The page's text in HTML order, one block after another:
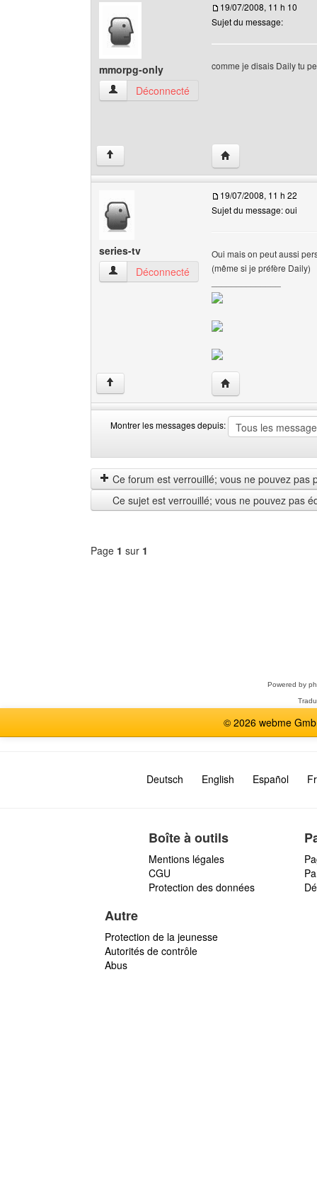
mmorpg-only
mmorpg-only Voir le profil de l'utilisateur
Déconnecté
19/07/2008, 11 h 10
Sujet du message:
comme je disais Daily tu
↑ Visiter le site web
series-tv
series-tv Voir le profil de l'utilisateur
Déconnecté
19/07/2008, 11 h 22
Sujet du message: oui
Oui mais on peut aussi
(même si je préfère Daily)
↑ Visiter le site web
Montrer les messages depuis:
les
messages
depuis
by
Ce forum est verrouillé; vous ne pouvez pas
Ce sujet est verrouillé; vous ne pouvez pas
Page 1 sur 1
Powered by
© 2026 webme
Deutsch English Español
Boîte à outils
Mentions légales
CGU
Protection des données
Autre
Protection de la jeunesse
Autorités de contrôle
Abus